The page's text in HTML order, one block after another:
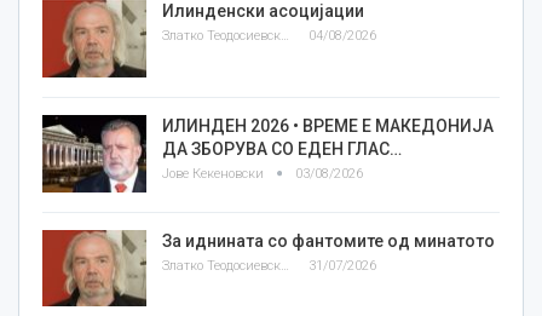
Илинденски асоцијации
Златко Теодосиевски 04/08/2026
ИЛИНДЕН 2026 • ВРЕМЕ Е МАКЕДОНИЈА
ДА ЗБОРУВА СО ЕДЕН ГЛАС…
Јове Кекеновски 03/08/2026
За иднината со фантомите од минатото
31/07/2026